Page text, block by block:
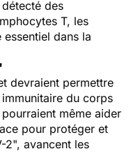
des
T, les
dans la
devraient permettre
du corps
même aider
pour protéger et
2", avancent les